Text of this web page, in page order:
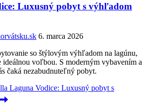
Luxusný pobyt s výhľadom
6. marca 2026
so štýlovým výhľadom na lagúnu,
voľbou. S moderným vybavením a
čaká nezabudnuteľný pobyt.
Laguna Vodice: Luxusný pobyt s